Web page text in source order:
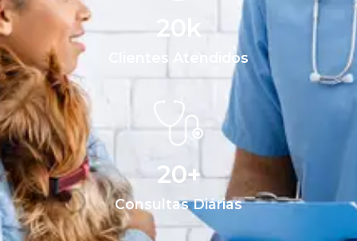
Clientes Atendidos
20 k
Consultas Diárias
20+